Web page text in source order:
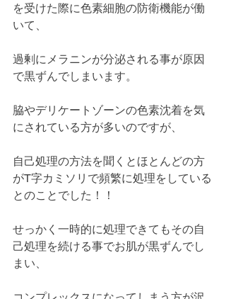
を受けた際に色素細胞の防衛機能が働
いて、
過剰にメラニンが分泌される事が原因
で黒ずんでしまいます。
脇やデリケートゾーンの色素沈着を気
にされている方が多いのですが、
自己処理の方法を聞くとほとんどの方
がT字カミソリで頻繁に処理をしている
とのことでした！！
せっかく一時的に処理できてもその自
己処理を続ける事でお肌が黒ずんでし
まい、